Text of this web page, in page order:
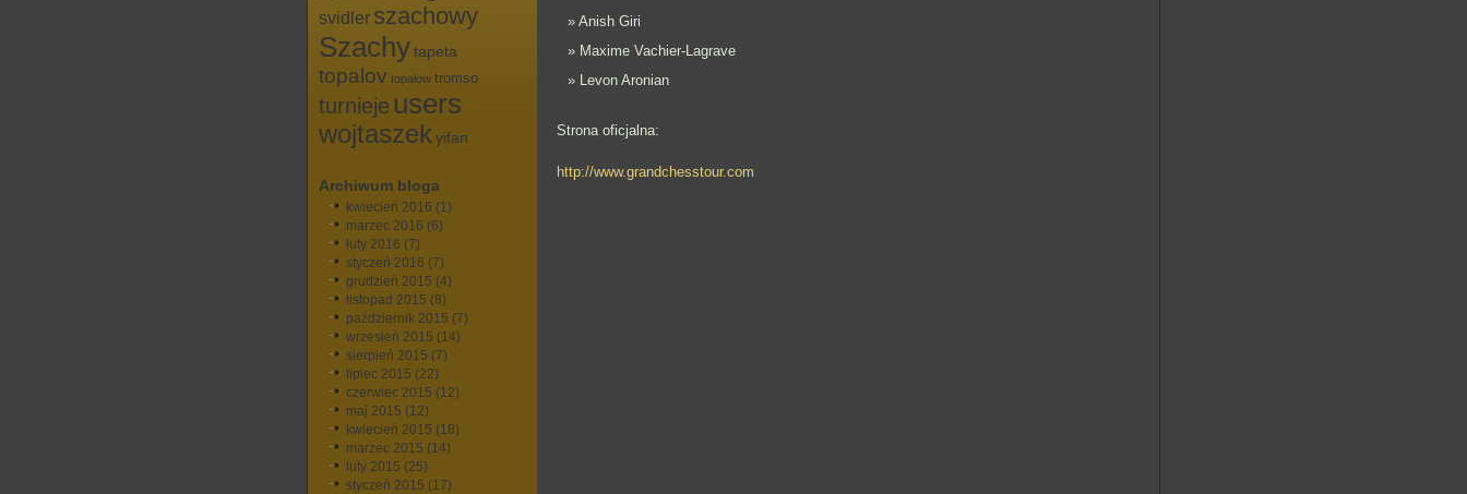
svidler szachowy
Szachytapeta
topalov topałow tromso
turnieje users
wojtaszek yifan
Archiwum bloga
kwiecień 2016 (1)
marzec 2016 (6)
luty 2016 (7)
styczeń 2016 (7)
grudzień 2015 (4)
listopad 2015 (8)
październik 2015 (7)
wrzesień 2015 (14)
sierpień 2015 (7)
lipiec 2015 (22)
czerwiec 2015 (12)
maj 2015 (12)
kwiecień 2015 (18)
marzec 2015 (14)
luty 2015 (25)
styczeń 2015 (17)
Anish Giri
Maxime Vachier-Lagrave
Levon Aronian
Strona oficjalna:
http://www.grandchesstour.com